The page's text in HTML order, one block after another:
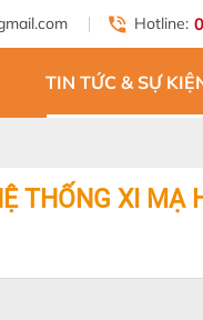
Hotline:
TIN TỨC & SỰ
THỐNG XI MẠ